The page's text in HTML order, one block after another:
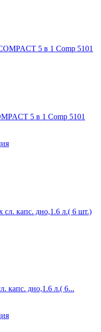
5 в 1 Comp 5101
капс. дно,1.6 л.( 6...